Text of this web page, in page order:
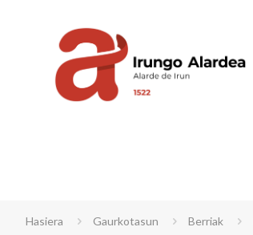
Hasiera Gaurkotasun Berriak